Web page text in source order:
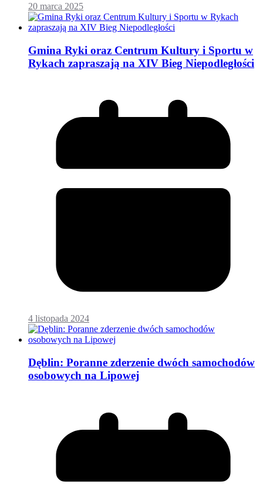
20 marca 2025
Gmina Ryki oraz Centrum Kultury i Sportu w
Rykach zapraszają na XIV Bieg Niepodległości
4 listopada 2024
Dęblin: Poranne zderzenie dwóch samochodów
osobowych na Lipowej